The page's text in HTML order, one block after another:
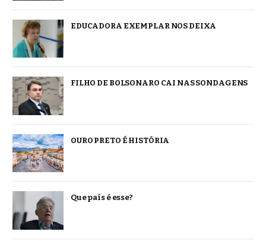
EDUCADORA EXEMPLAR NOS DEIXA
FILHO DE BOLSONARO CAI NAS SONDAGENS
OURO PRETO É HISTÓRIA
Que país é esse?